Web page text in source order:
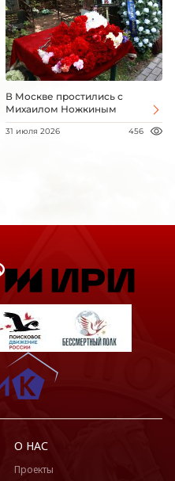
В Москве простились с
Михаилом Ножкиным
31 июля 2026 456
О НАС
Проекты